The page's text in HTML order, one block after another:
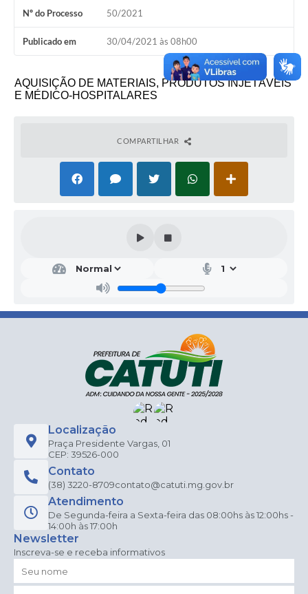
Nº do Processo 50/2021
Publicado em 30/04/2021 às 08h00
AQUISIÇÃO DE MATERIAIS, PRODUTOS INJETÁVEIS
E MÉDICO-HOSPITALARES
COMPARTILHAR
Localização
Praça Presidente Vargas, 01
CEP: 39526-000
Contato
(38) 3220-8709contato@catuti.mg.gov.br
Atendimento
De Segunda-feira a Sexta-feira das 08:00hs às 12:00hs -
14:00h às 17:00h
Newsletter
Inscreva-se e receba informativos